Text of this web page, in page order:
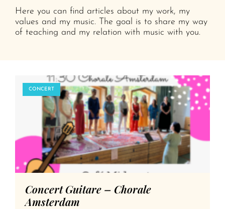
Here you can find articles about my work, my
values and my music. The goal is to share my way
of teaching and my relation with music with you.
CONCERT
Concert Guitare – Chorale
Amsterdam